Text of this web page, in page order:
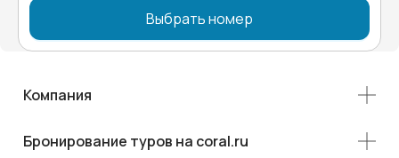
Выбрать номер
Компания
Бронирование туров на coral.ru